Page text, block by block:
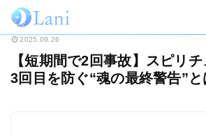
ホーム スピリチュアル 【短期間で2回事故】
2025.09.26
【短期間で2回事故】スピリチ
3回目を防ぐ“魂の最終警告”と